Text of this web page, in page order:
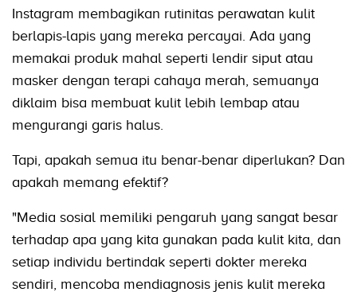
Instagram membagikan rutinitas perawatan kulit
berlapis-lapis yang mereka percayai. Ada yang
memakai produk mahal seperti lendir siput atau
masker dengan terapi cahaya merah, semuanya
diklaim bisa membuat kulit lebih lembap atau
mengurangi garis halus.
Tapi, apakah semua itu benar-benar diperlukan? Dan
apakah memang efektif?
"Media sosial memiliki pengaruh yang sangat besar
terhadap apa yang kita gunakan pada kulit kita, dan
setiap individu bertindak seperti dokter mereka
sendiri, mencoba mendiagnosis jenis kulit mereka